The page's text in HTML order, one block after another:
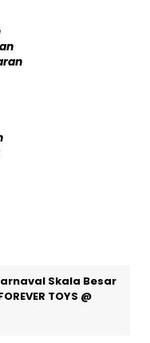
Skala Besar
TOYS @